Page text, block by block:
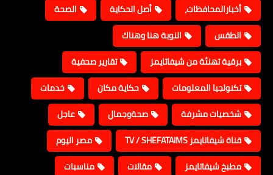
أخبارالمحافظات،
أصل الحكاية
الصحة
الطقس
النوبة هنا وهناك
برقية تهنئة من شيفاتايمز
تقارير صحفية
تكنولجيا المعلومات
حكاية مكان
خدمات
شخصيات مشرفة
صحةوجمال
عاجل
قناة شيفاتايمز TV / SHEFATAIMS
مصر اليوم
مطبخ شيفاتايمز
مقالات
مناسبات